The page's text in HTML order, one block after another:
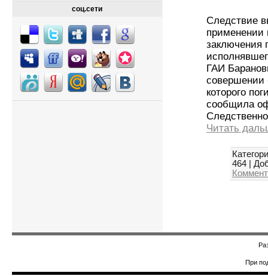
соц.сети
Следствие
применении
заключения
ГАИ
совершении
которого
сообщила
Читать
464
При